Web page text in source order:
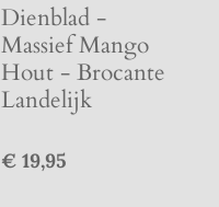
Dienblad -
Massief Mango
Hout - Brocante
Landelijk
€ 19,95